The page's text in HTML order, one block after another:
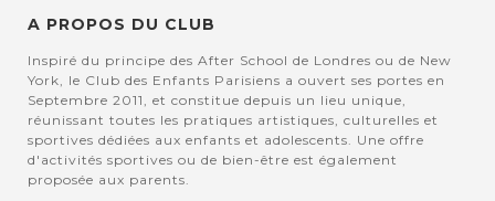
A PROPOS DU CLUB
Inspiré du principe des After School de Londres ou de New
York, le Club des Enfants Parisiens a ouvert ses portes en
Septembre 2011, et constitue depuis un lieu unique,
réunissant toutes les pratiques artistiques, culturelles et
sportives dédiées aux enfants et adolescents. Une offre
d'activités sportives ou de bien-être est également
proposée aux parents.